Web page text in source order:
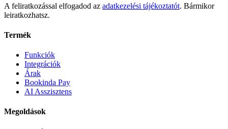
A feliratkozással elfogadod az adatkezelési tájékoztatót. Bármikor
leiratkozhatsz.
Termék
Funkciók
Integrációk
Árak
Bookinda Pay
AI Asszisztens
Megoldások